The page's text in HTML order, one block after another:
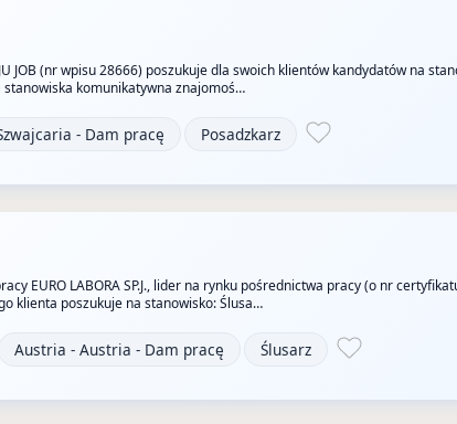
JOB (nr wpisu 28666) poszukuje dla swoich klientów kandydatów na
stanowiska komunikatywna znajomoś…
- Dam pracę Posadzkarz
EURO LABORA SP.J., lider na rynku pośrednictwa pracy (o nr
klienta poszukuje na stanowisko: Ślusa…
Austria - Austria - Dam pracę Ślusarz